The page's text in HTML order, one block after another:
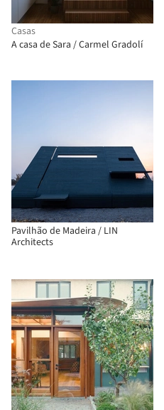
Casas
A casa de Sara / Carmel Gradolí
Pavilhão de Madeira / LIN
Architects